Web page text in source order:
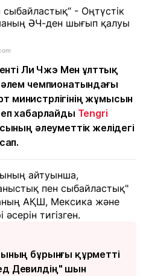
Ли Чжэ Мен ұлттық
чемпионатындағы
министрлігінің жұмысын
хабарлайды Tengri
әлеуметтік желідегі
айтуынша,
пен сыбайластық"
АҚШ, Мексика және
тигізген.
бұрынғы құрметті
Девилдің" шын